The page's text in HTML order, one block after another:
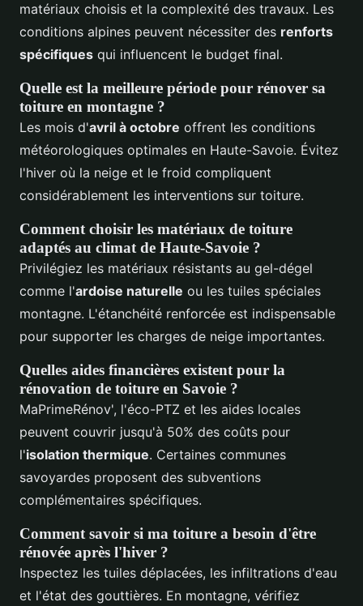
matériaux choisis et la complexité des travaux. Les
conditions alpines peuvent nécessiter des renforts
spécifiques qui influencent le budget final.
Quelle est la meilleure période pour rénover sa
toiture en montagne ?
Les mois d'avril à octobre offrent les conditions
météorologiques optimales en Haute-Savoie. Évitez
l'hiver où la neige et le froid compliquent
considérablement les interventions sur toiture.
Comment choisir les matériaux de toiture
adaptés au climat de Haute-Savoie ?
Privilégiez les matériaux résistants au gel-dégel
comme l'ardoise naturelle ou les tuiles spéciales
montagne. L'étanchéité renforcée est indispensable
pour supporter les charges de neige importantes.
Quelles aides financières existent pour la
rénovation de toiture en Savoie ?
MaPrimeRénov', l'éco-PTZ et les aides locales
peuvent couvrir jusqu'à 50% des coûts pour
l'isolation thermique. Certaines communes
savoyardes proposent des subventions
complémentaires spécifiques.
Comment savoir si ma toiture a besoin d'être
rénovée après l'hiver ?
Inspectez les tuiles déplacées, les infiltrations d'eau
et l'état des gouttières. En montagne, vérifiez